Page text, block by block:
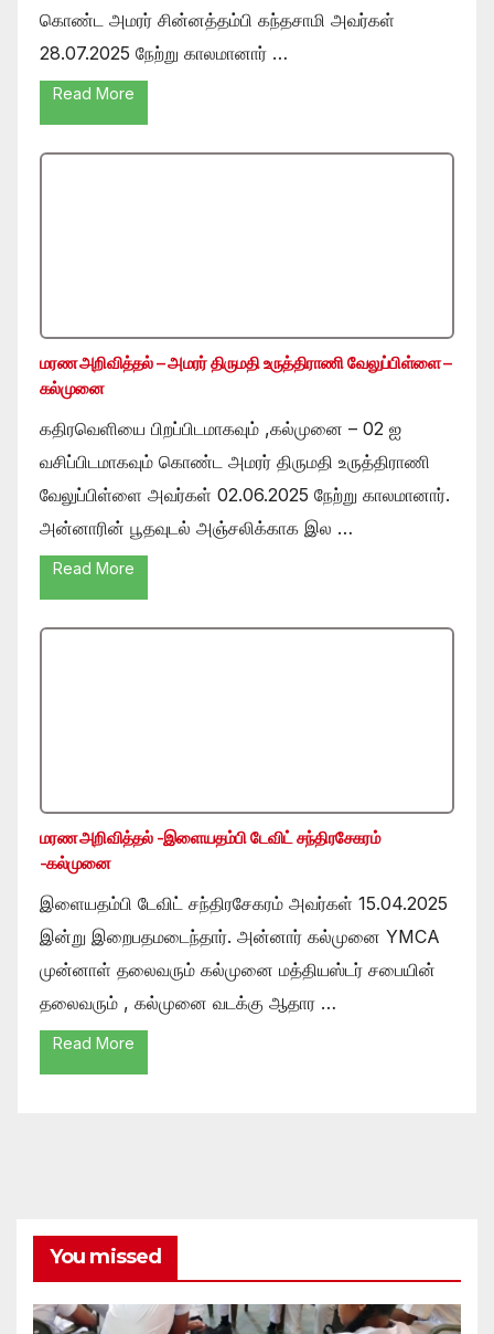
கொண்ட அமரர் சின்னத்தம்பி கந்தசாமி அவர்கள்
28.07.2025 நேற்று காலமானார் …
Read More
மரண அறிவித்தல் – அமரர் திருமதி உருத்திராணி வேலுப்பிள்ளை –
கல்முனை
கதிரவெளியை பிறப்பிடமாகவும் ,கல்முனை – 02 ஐ
வசிப்பிடமாகவும் கொண்ட அமரர் திருமதி உருத்திராணி
வேலுப்பிள்ளை அவர்கள் 02.06.2025 நேற்று காலமானார்.
அன்னாரின் பூதவுடல் அஞ்சலிக்காக இல …
Read More
மரண அறிவித்தல் -இளையதம்பி டேவிட் சந்திரசேகரம்
-கல்முனை
இளையதம்பி டேவிட் சந்திரசேகரம் அவர்கள் 15.04.2025
இன்று இறைபதமடைந்தார். அன்னார் கல்முனை YMCA
முன்னாள் தலைவரும் கல்முனை மத்தியஸ்டர் சபையின்
தலைவரும் , கல்முனை வடக்கு ஆதார …
Read More
You missed